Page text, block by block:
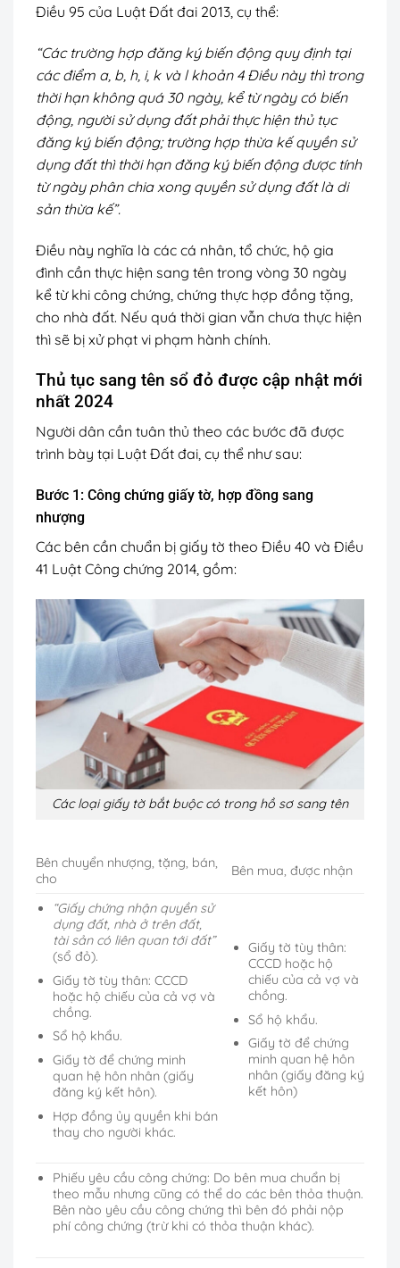
Điều 95 của Luật Đất đai 2013, cụ thể:
“Các trường hợp đăng ký biến động quy định tại
các điểm a, b, h, i, k và l khoản 4 Điều này thì trong
thời hạn không quá 30 ngày, kể từ ngày có biến
động, người sử dụng đất phải thực hiện thủ tục
đăng ký biến động; trường hợp thừa kế quyền sử
dụng đất thì thời hạn đăng ký biến động được tính
từ ngày phân chia xong quyền sử dụng đất là di
sản thừa kế”.
Điều này nghĩa là các cá nhân, tổ chức, hộ gia
đình cần thực hiện sang tên trong vòng 30 ngày
kể từ khi công chứng, chứng thực hợp đồng tặng,
cho nhà đất. Nếu quá thời gian vẫn chưa thực hiện
thì sẽ bị xử phạt vi phạm hành chính.
Thủ tục sang tên sổ đỏ được cập nhật mới
nhất 2024
Người dân cần tuân thủ theo các bước đã được
trình bày tại Luật Đất đai, cụ thể như sau:
Bước 1: Công chứng giấy tờ, hợp đồng sang
nhượng
Các bên cần chuẩn bị giấy tờ theo Điều 40 và Điều
41 Luật Công chứng 2014, gồm:
Các loại giấy tờ bắt buộc có trong hồ sơ sang tên
Bên chuyển nhượng, tặng, bán,
cho
Bên mua, được nhận
“Giấy chứng nhận quyền sử
dụng đất, nhà ở trên đất,
tài sản có liên quan tới đất”
(sổ đỏ).
Giấy tờ tùy thân: CCCD
hoặc hộ chiếu của cả vợ và
chồng.
Sổ hộ khẩu.
Giấy tờ để chứng minh
quan hệ hôn nhân (giấy
đăng ký kết hôn).
Hợp đồng ủy quyền khi bán
thay cho người khác.
Giấy tờ tùy thân:
CCCD hoặc hộ
chiếu của cả vợ và
chồng.
Sổ hộ khẩu.
Giấy tờ để chứng
minh quan hệ hôn
nhân (giấy đăng ký
kết hôn)
Phiếu yêu cầu công chứng: Do bên mua chuẩn bị
theo mẫu nhưng cũng có thể do các bên thỏa thuận.
Bên nào yêu cầu công chứng thì bên đó phải nộp
phí công chứng (trừ khi có thỏa thuận khác).